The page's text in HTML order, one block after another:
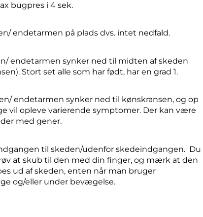
bugpres i 4 sek.
endetarmen på plads dvs. intet nedfald.
endetarmen synker ned til midten af skeden
Stort set alle som har født, har en grad 1.
endetarmen synker ned til kønskransen, og op
vil opleve varierende symptomer. Der kan være
med gener.
til skeden/udenfor skedeindgangen. Du
at skub til den med din finger, og mærk at den
ud af skeden, enten når man bruger
og/eller under bevægelse.